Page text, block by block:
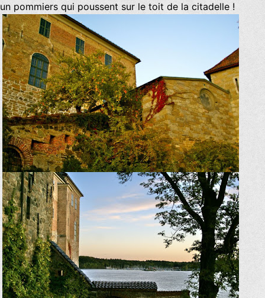
un pommiers qui poussent sur le toit de la citadelle !